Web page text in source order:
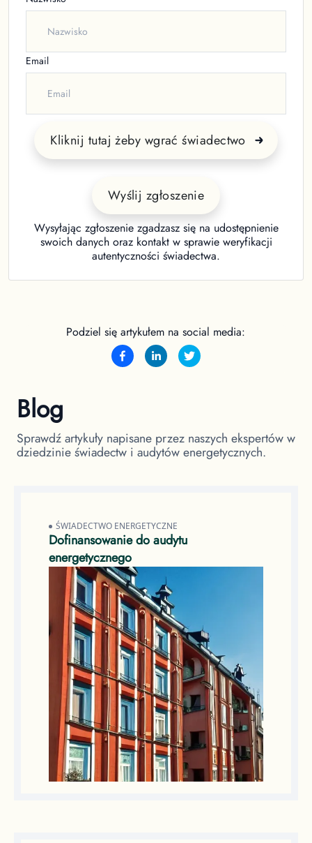
Email
Kliknij tutaj żeby wgrać świadectwo
Wyślij zgłoszenie
Wysyłając zgłoszenie zgadzasz się na udostępnienie
swoich danych oraz kontakt w sprawie weryfikacji
autentyczności świadectwa.
Podziel się artykułem na social media:
Blog
Sprawdź artykuły napisane przez naszych ekspertów w
dziedzinie świadectw i audytów energetycznych.
ŚWIADECTWO ENERGETYCZNE
Dofinansowanie do audytu
energetycznego